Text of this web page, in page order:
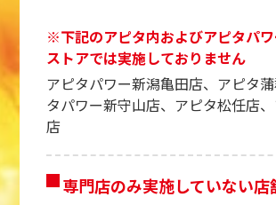
※下記のアピタ内およびアピタパ
ストアでは実施しておりません
アピタパワー新潟亀田店、アピタ
タパワー新守山店、アピタ松任店
店
専門店のみ実施していない店